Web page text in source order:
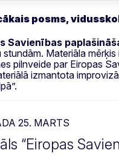
posms,
Savienības
Materiāla mērķis
pilnveide par Eiropas
izmantota
25. MARTS
“Eiropas